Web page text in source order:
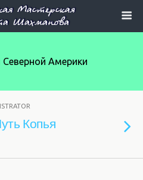
Северной Америки
Копья